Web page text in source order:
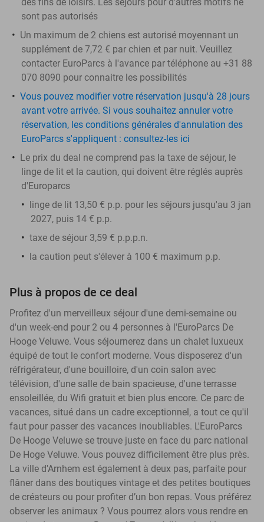
sont pas autorisés
Un maximum de 2 chiens est autorisé moyennant un
supplément de 7,72 € par chien et par nuit. Veuillez
contacter EuroParcs à l'avance par téléphone au +31 88
070 8090 pour connaitre les possibilités
Vous pouvez modifier votre réservation jusqu'à 28 jours
avant votre arrivée. Si vous souhaitez annuler votre
réservation, les conditions générales d'annulation des
EuroParcs s'appliquent : consultez-les ici
Le prix du deal ne comprend pas la taxe de séjour, le
linge de lit et la caution, qui doivent être réglés auprès
d'Europarcs
linge de lit 13,50 € p.p. pour les séjours jusqu'au 3 jan
2027, puis 14 € p.p.
taxe de séjour 3,59 € p.p.p.n.
la caution peut s'élever à 100 € maximum p.p.
Plus à propos de ce deal
Profitez d'un merveilleux séjour d'une demi-semaine ou
d'un week-end pour 2 ou 4 personnes à l'EuroParcs De
Hooge Veluwe. Vous séjournerez dans un chalet luxueux
équipé de tout le confort moderne. Vous disposerez d'un
réfrigérateur, d'une bouilloire, d'un coin salon avec
télévision, d'une salle de bain spacieuse, d'une terrasse
ensoleillée, du Wifi gratuit et bien plus encore. Ce parc de
vacances, situé dans un cadre exceptionnel, a tout ce qu'il
faut pour passer des vacances inoubliables. L'EuroParcs
De Hooge Veluwe se trouve juste en face du parc national
De Hoge Veluwe. Vous pouvez difficilement être plus près.
La ville d'Arnhem est également à deux pas, parfaite pour
flâner dans des boutiques vintage et des petites boutiques
de créateurs ou pour profiter d’un bon repas. Vous préférez
observer les animaux ? Vous pourrez alors vous rendre en